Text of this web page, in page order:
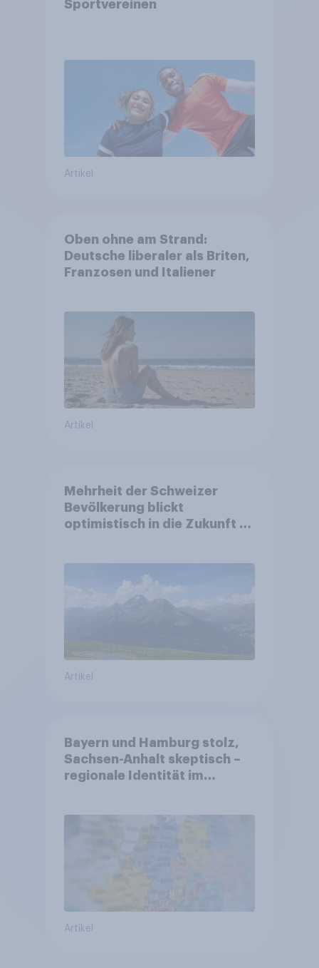
Sportvereinen
Artikel
Oben ohne am Strand:
Deutsche liberaler als Briten,
Franzosen und Italiener
Artikel
Mehrheit der Schweizer
Bevölkerung blickt
optimistisch in die Zukunft –
Altersvorsorge
Artikel
Bayern und Hamburg stolz,
Sachsen-Anhalt skeptisch –
regionale Identität im
Artikel